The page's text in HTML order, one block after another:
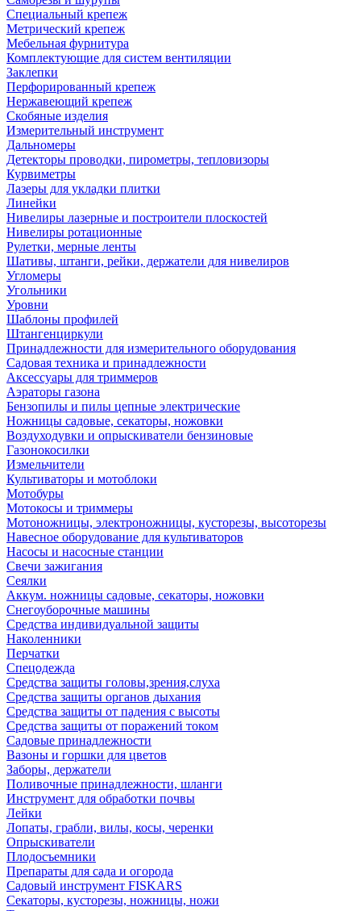
Специальный крепеж
Метрический крепеж
Мебельная фурнитура
Комплектующие для систем вентиляции
Заклепки
Перфорированный крепеж
Нержавеющий крепеж
Скобяные изделия
Измерительный инструмент
Дальномеры
Детекторы проводки, пирометры, тепловизоры
Курвиметры
Лазеры для укладки плитки
Линейки
Нивелиры лазерные и построители плоскостей
Нивелиры ротационные
Рулетки, мерные ленты
Шативы, штанги, рейки, держатели для нивелиров
Угломеры
Угольники
Уровни
Шаблоны профилей
Штангенциркули
Принадлежности для измерительного оборудования
Садовая техника и принадлежности
Аксессуары для триммеров
Аэраторы газона
Бензопилы и пилы цепные электрические
Ножницы садовые, секаторы, ножовки
Воздуходувки и опрыскиватели бензиновые
Газонокосилки
Измельчители
Культиваторы и мотоблоки
Мотобуры
Мотокосы и триммеры
Мотоножницы, электроножницы, кусторезы, высоторезы
Навесное оборудование для культиваторов
Насосы и насосные станции
Свечи зажигания
Сеялки
Аккум. ножницы садовые, секаторы, ножовки
Снегоуборочные машины
Средства индивидуальной защиты
Наколенники
Перчатки
Спецодежда
Средства защиты головы,зрения,слуха
Средства защиты органов дыхания
Средства защиты от падения с высоты
Средства защиты от поражений током
Садовые принадлежности
Вазоны и горшки для цветов
Заборы, держатели
Поливочные принадлежности, шланги
Инструмент для обработки почвы
Лейки
Лопаты, грабли, вилы, косы, черенки
Опрыскиватели
Плодосъемники
Препараты для сада и огорода
Садовый инструмент FISKARS
Секаторы, кусторезы, ножницы, ножи